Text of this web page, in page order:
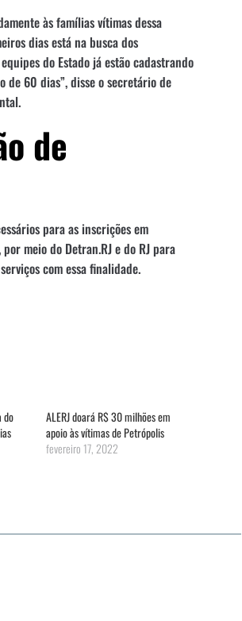
às famílias vítimas dessa
dias está na busca dos
do Estado já estão cadastrando
de 60 dias”, disse o secretário de
de
para as inscrições em
meio do Detran.RJ e do RJ para
com essa finalidade.
do
ALERJ doará R$ 30 milhões em
apoio às vítimas de Petrópolis
fevereiro 17, 2022